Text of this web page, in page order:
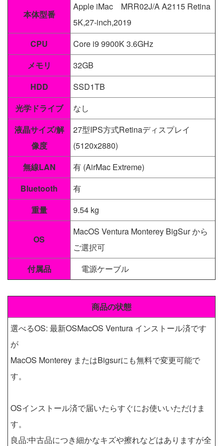
本体型番
Apple iMac MRR02J/A A2115 Retina
5K,27-inch,2019
CPU
Core i9 9900K 3.6GHz
メモリ
32GB
HDD
SSD1TB
光学ドライブ
なし
液晶サイズ/解
像度
27型IPS方式Retinaディスプレイ
(5120x2880)
無線LAN
有 (AirMac Extreme)
Bluetooth
有
重量
9.54 kg
OS
MacOS Ventura Monterey BigSur から
ご選択可
付属品
電源ケーブル
商品の状態
選べるOS: 最新OSMacOS Ventura インストール済です
が
MacOS Monterey またはBigsurにも無料で変更可能で
す。
OSインストール済で届いたらすぐにお使いいただけま
す。
良品:中古品につき細かなキズや擦れなどはありますが全